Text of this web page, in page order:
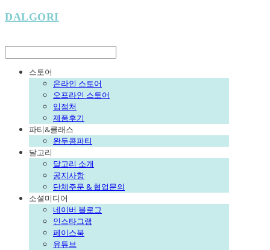
DALGORI
스토어
온라인 스토어
오프라인 스토어
입점처
제품후기
파티&클래스
완두콩파티
달고리
달고리 소개
공지사항
단체주문 & 협업문의
소셜미디어
네이버 블로그
인스타그램
페이스북
유튜브